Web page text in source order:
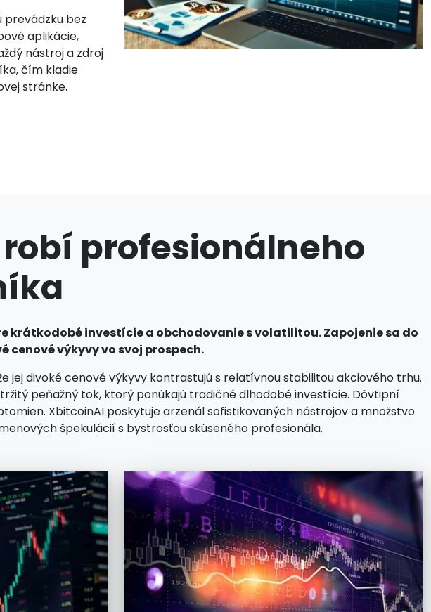
prevádzku bez
aplikácie,
nástroj a zdroj
čím kladie
stránke.
profesionálneho
krátkodobé investície a obchodovanie s volatilitou. Zapojenie sa do
výkyvy vo svoj prospech.
divoké cenové výkyvy kontrastujú s relatívnou stabilitou akciového trhu.
peňažný tok, ktorý ponúkajú tradičné dlhodobé investície. Dôvtipní
XbitcoinAI poskytuje arzenál sofistikovaných nástrojov a množstvo
špekulácií s bystrosťou skúseného profesionála.